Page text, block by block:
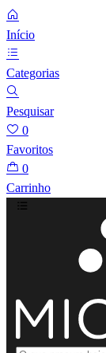
Início
Categorias
Pesquisar
0
Favoritos
0
Carrinho